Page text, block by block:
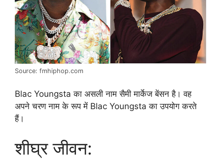
Source: fmhiphop.com
Blac Youngsta का असली नाम सैमी मार्केज बेंसन है। वह
अपने चरण नाम के रूप में Blac Youngsta का उपयोग करते
हैं।
शीघ्र जीवन: